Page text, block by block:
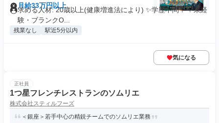
月給33万円以上
求める人材: 20歳以上(健康増進法により) ✨学歴不問！ ✨未経
験・ブランクO...
残業なし 駅近5分以内
気になる
正社員
1つ星フレンチレストランのソムリエ
株式会社スティルフーズ
＜銀座＞若手中心の精鋭チームでのソムリエ業務